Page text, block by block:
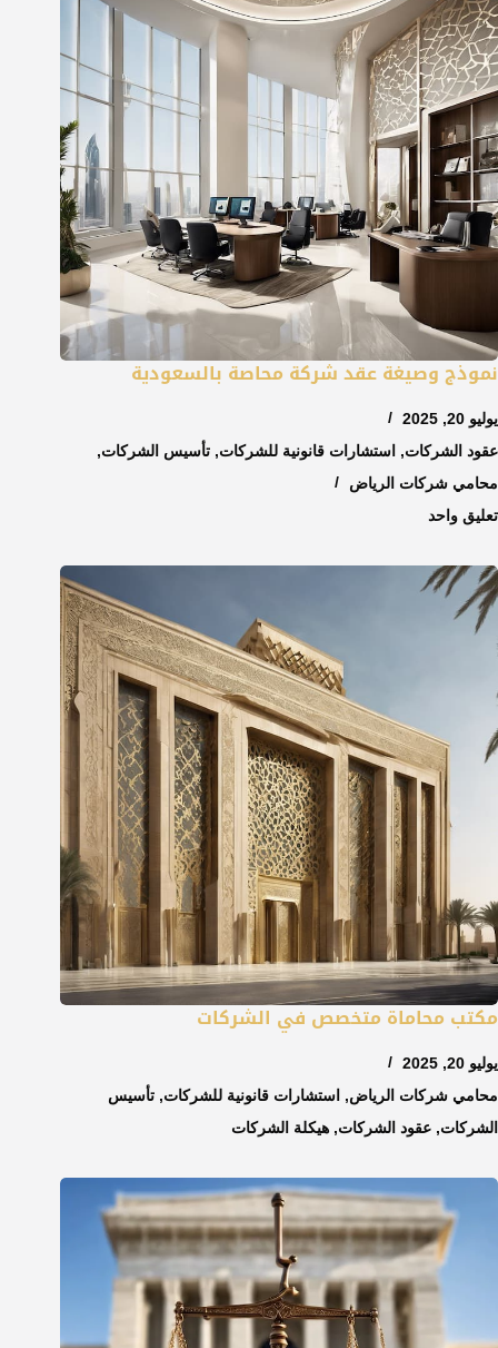
نموذج وصيغة عقد شركة محاصة بالسعودية
يوليو 20, 2025
عقود الشركات, استشارات قانونية للشركات, تأسيس الشركات,
محامي شركات الرياض
تعليق واحد
مكتب محاماة متخصص في الشركات
يوليو 20, 2025
محامي شركات الرياض, استشارات قانونية للشركات, تأسيس
الشركات, عقود الشركات, هيكلة الشركات